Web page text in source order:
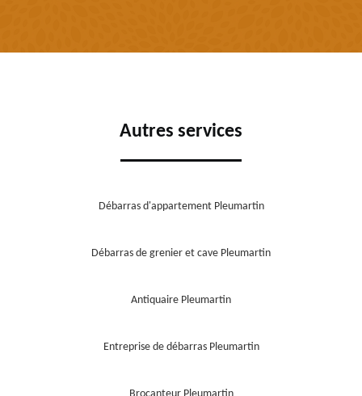
Autres services
Débarras d'appartement Pleumartin
Débarras de grenier et cave Pleumartin
Antiquaire Pleumartin
Entreprise de débarras Pleumartin
Brocanteur Pleumartin